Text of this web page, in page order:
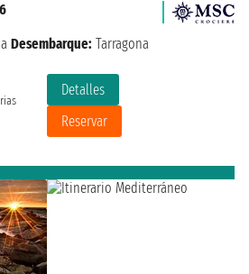
Detalles
Reservar
Desembarque: Tarragona